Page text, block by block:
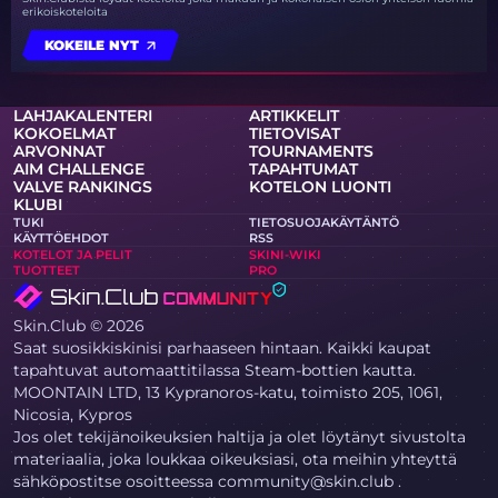
erikoiskoteloita
KOKEILE NYT
LAHJAKALENTERI
ARTIKKELIT
KOKOELMAT
TIETOVISAT
ARVONNAT
TOURNAMENTS
AIM CHALLENGE
TAPAHTUMAT
VALVE RANKINGS
KOTELON LUONTI
KLUBI
TUKI
TIETOSUOJAKÄYTÄNTÖ
KÄYTTÖEHDOT
RSS
KOTELOT JA PELIT
SKINI-WIKI
TUOTTEET
PRO
Skin.Club © 2026
Saat suosikkiskinisi parhaaseen hintaan. Kaikki kaupat
tapahtuvat automaattitilassa Steam-bottien kautta.
MOONTAIN LTD, 13 Kypranoros-katu, toimisto 205, 1061,
Nicosia, Kypros
Jos olet tekijänoikeuksien haltija ja olet löytänyt sivustolta
materiaalia, joka loukkaa oikeuksiasi, ota meihin yhteyttä
sähköpostitse osoitteessa community@skin.club .